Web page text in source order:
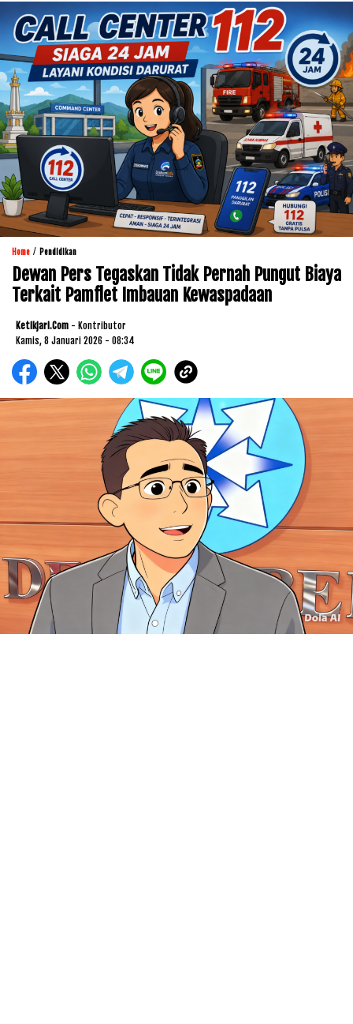
Home / Pendidikan
Dewan Pers Tegaskan Tidak Pernah Pungut Biaya
Terkait Pamflet Imbauan Kewaspadaan
Ketikjari.com - Kontributor
Kamis, 8 Januari 2026 - 08:34